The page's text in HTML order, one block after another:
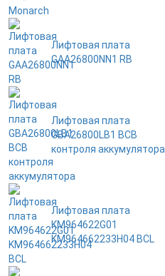
Лифтовая плата
GAA26800NN1 RB
Лифтовая плата
GBA26800LB1 BCB
контроля аккумулятора
Лифтовая плата
KM964622G01
KM964662233H04 BCL